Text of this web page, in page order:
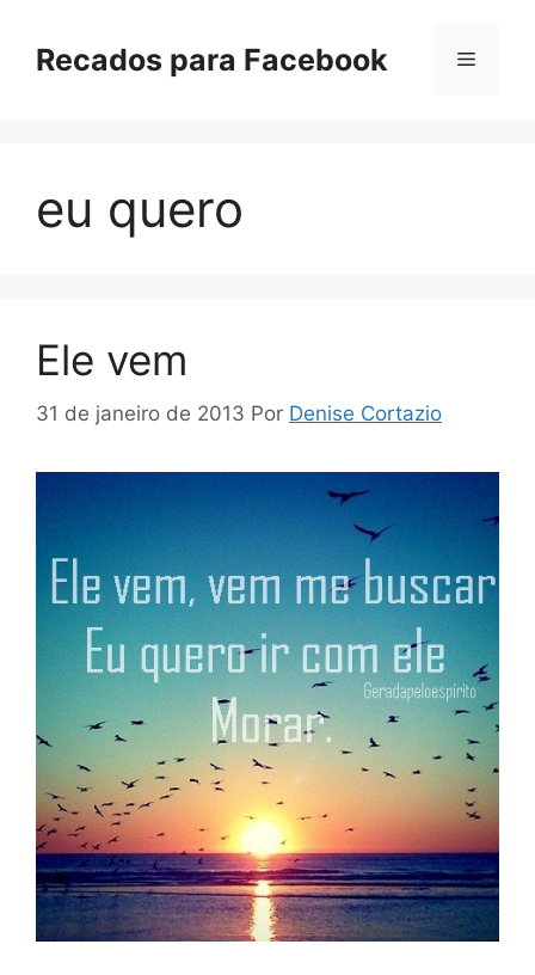
paraRecados para Facebook Menu
eu quero
Ele vem
31 de janeiro de 2013 Por Denise Cortazio